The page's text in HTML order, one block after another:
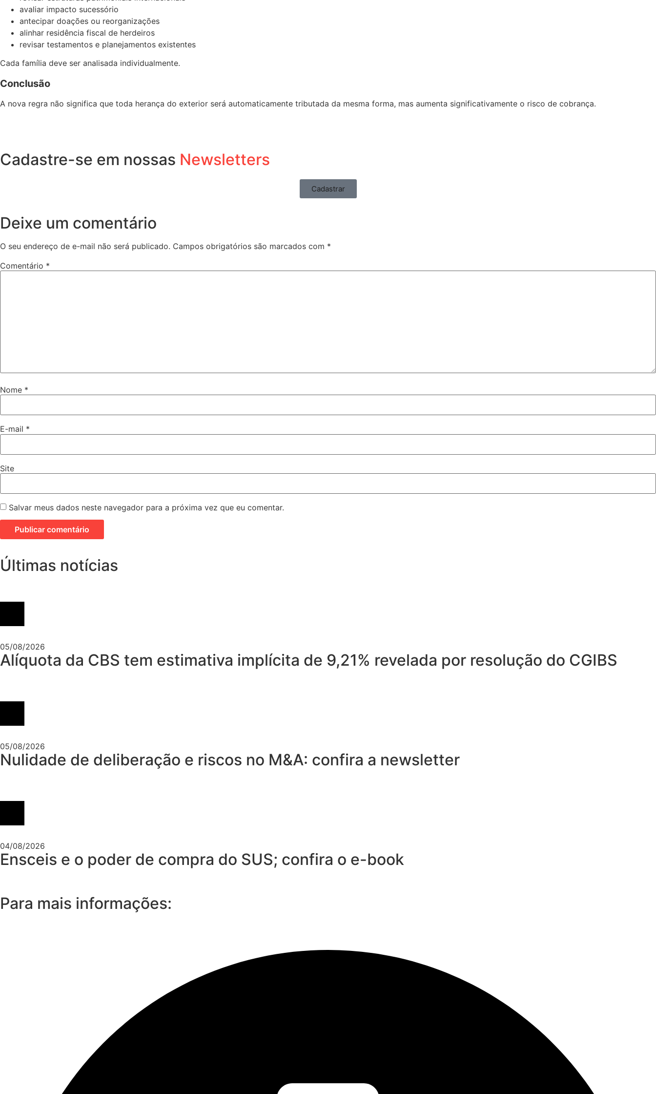
avaliar impacto sucessório
antecipar doações ou reorganizações
alinhar residência fiscal de herdeiros
revisar testamentos e planejamentos existentes
Cada família deve ser analisada individualmente.
Conclusão
A nova regra não significa que toda herança do exterior será automaticamente tributada da mesma forma, mas aumenta significativamente o risco de cobrança.
Cadastre-se em nossas Newsletters
Cadastrar
Deixe um comentário
O seu endereço de e-mail não será publicado. Campos obrigatórios são marcados com *
Comentário *
Nome *
E-mail *
Site
Salvar meus dados neste navegador para a próxima vez que eu comentar.
Últimas notícias
05/08/2026
Alíquota da CBS tem estimativa implícita de 9,21% revelada por resolução do CGIBS
05/08/2026
Nulidade de deliberação e riscos no M&A: confira a newsletter
04/08/2026
Ensceis e o poder de compra do SUS; confira o e-book
Para mais informações: